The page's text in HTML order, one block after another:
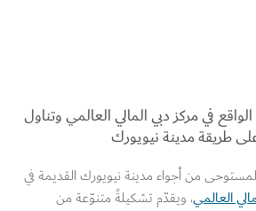
مركز دبي المالي العالمي وتناول
مدينة نيويورك
أجواء مدينة نيويورك القديمة في
، ويقدّم تشكيلةً متنوّعة من